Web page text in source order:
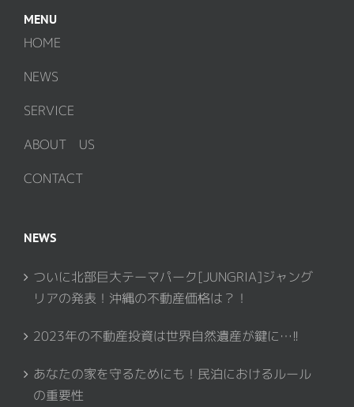
MENU
HOME
NEWS
SERVICE
ABOUT US
CONTACT
NEWS
ついに北部巨大テーマパーク[JUNGRIA]ジャング
リアの発表！沖縄の不動産価格は？！
2023年の不動産投資は世界自然遺産が鍵に…!!
あなたの家を守るためにも！民泊におけるルール
の重要性